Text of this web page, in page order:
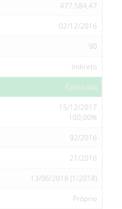
477.584,47
02/12/2016
90
Indireto
Concluída
15/12/2017
100,00%
92/2016
21/2016
13/06/2018 (1/2018)
Próprio